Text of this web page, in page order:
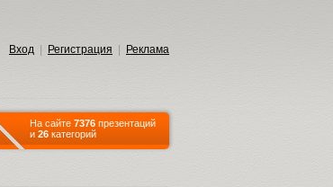
Вход Регистрация Реклама
На сайте 7376 презентаций
и 26 категорий